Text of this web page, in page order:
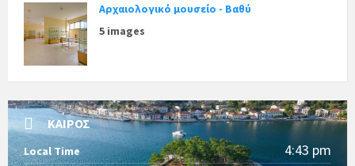
Αρχαιολογικό μουσείο - Βαθύ
5 images
ΚΑΙΡΌΣ
Local Time 4:43 pm